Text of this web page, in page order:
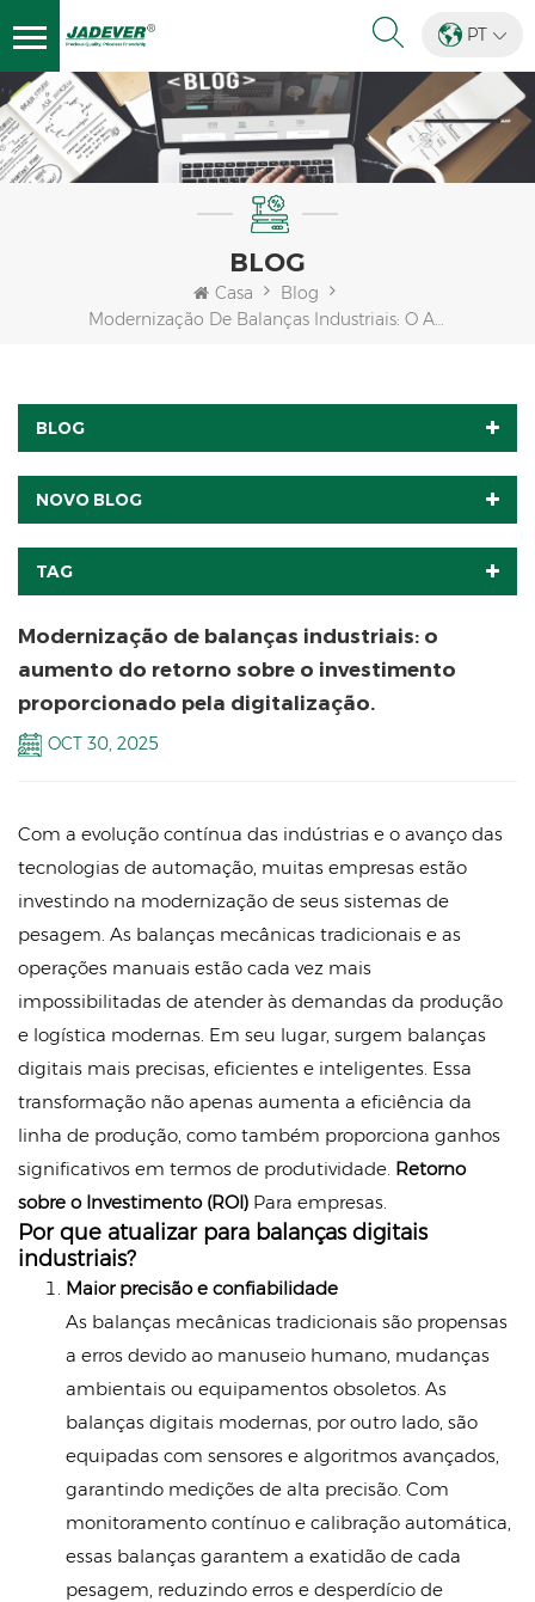
PT
BLOG
Casa
Blog
Modernização De Balanças Industriais: O Aumento Do Retorno Sobre O Investimento Proporcionado Pela Digitalização.
BLOG
NOVO BLOG
TAG
Modernização de balanças industriais: o
aumento do retorno sobre o investimento
proporcionado pela digitalização.
OCT 30, 2025
Com a evolução contínua das indústrias e o avanço das
tecnologias de automação, muitas empresas estão
investindo na modernização de seus sistemas de
pesagem. As balanças mecânicas tradicionais e as
operações manuais estão cada vez mais
impossibilitadas de atender às demandas da produção
e logística modernas. Em seu lugar, surgem balanças
digitais mais precisas, eficientes e inteligentes. Essa
transformação não apenas aumenta a eficiência da
linha de produção, como também proporciona ganhos
significativos em termos de produtividade. Retorno
sobre o Investimento (ROI) Para empresas.
Por que atualizar para balanças digitais
industriais?
Maior precisão e confiabilidade
As balanças mecânicas tradicionais são propensas
a erros devido ao manuseio humano, mudanças
ambientais ou equipamentos obsoletos. As
balanças digitais modernas, por outro lado, são
equipadas com sensores e algoritmos avançados,
garantindo medições de alta precisão. Com
monitoramento contínuo e calibração automática,
essas balanças garantem a exatidão de cada
pesagem, reduzindo erros e desperdício de